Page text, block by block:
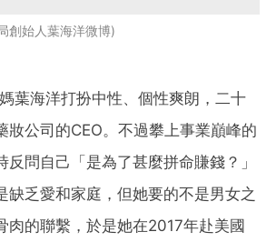
創始人葉海洋微博
葉海洋打扮中性、個性爽朗，二十
妝公司的CEO。不過攀上事業巔峰的
反問自己「是為了甚麼拼命賺錢？」
缺乏愛和家庭，但她要的不是男女之
肉的聯繫，於是她在2017年赴美國